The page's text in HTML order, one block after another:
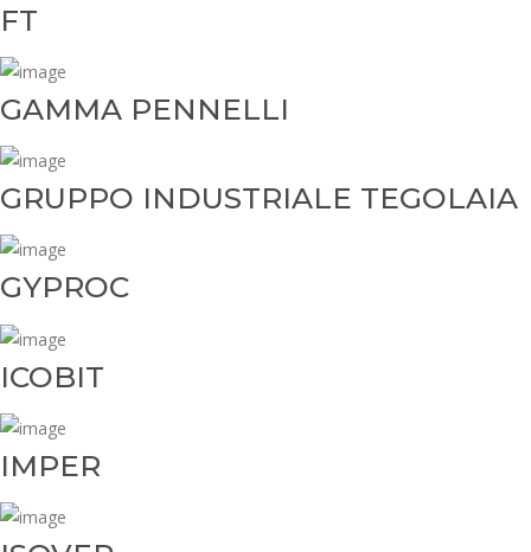
FT
GAMMA PENNELLI
GRUPPO INDUSTRIALE TEGOLAIA
GYPROC
ICOBIT
IMPER